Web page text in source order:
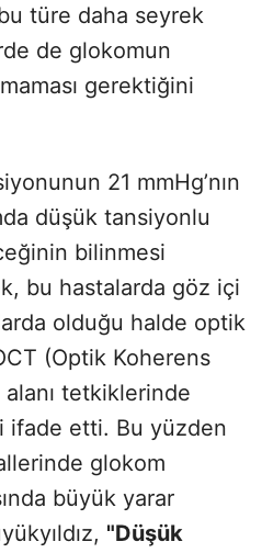
türe daha seyrek
de glokomun
gerektiğini
21 mmHg’nın
düşük tansiyonlu
bilinmesi
bu hastalarda göz içi
olduğu halde optik
(Optik Koherens
tetkiklerinde
ifade etti. Bu yüzden
glokom
büyük yarar
"Düşük